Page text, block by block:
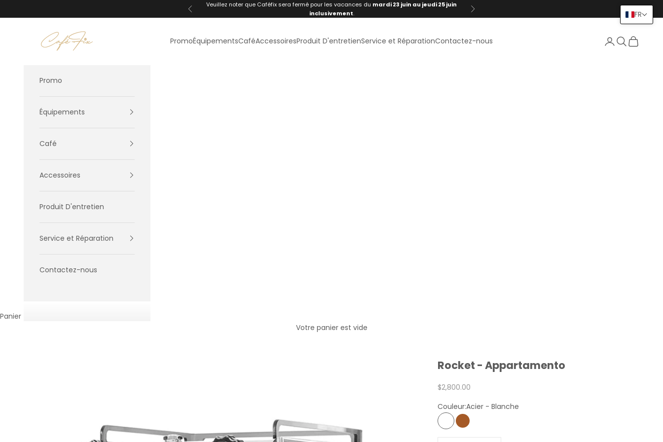
Précédent
Veuillez noter que Caféfix sera fermé pour les vacances du mardi 23 juin au jeudi 25 juin
inclusivement. Suivant
Centre Caféfix
PromoÉquipementsCaféAccessoiresProduit D'entretienService et RéparationContactez-nous Connexion
Recherche
Panier
Promo
Équipements
Café
Accessoires
Produit D'entretien
Service et Réparation
Contactez-nous
Panier
Votre panier est vide
Rocket - Appartamento
Prix de vente
$2,800.00
Couleur:Acier - Blanche
Acier - Blanche
Acier - Cuivre
FR